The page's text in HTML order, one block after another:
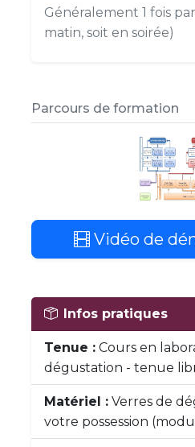
Généralement 1 fois
matin, soit en soirée)
Parcours de formation
Vidéo de
Infos pratiques
Tenue : Cours en
dégustation - tenue
Matériel : Verres de
votre possession